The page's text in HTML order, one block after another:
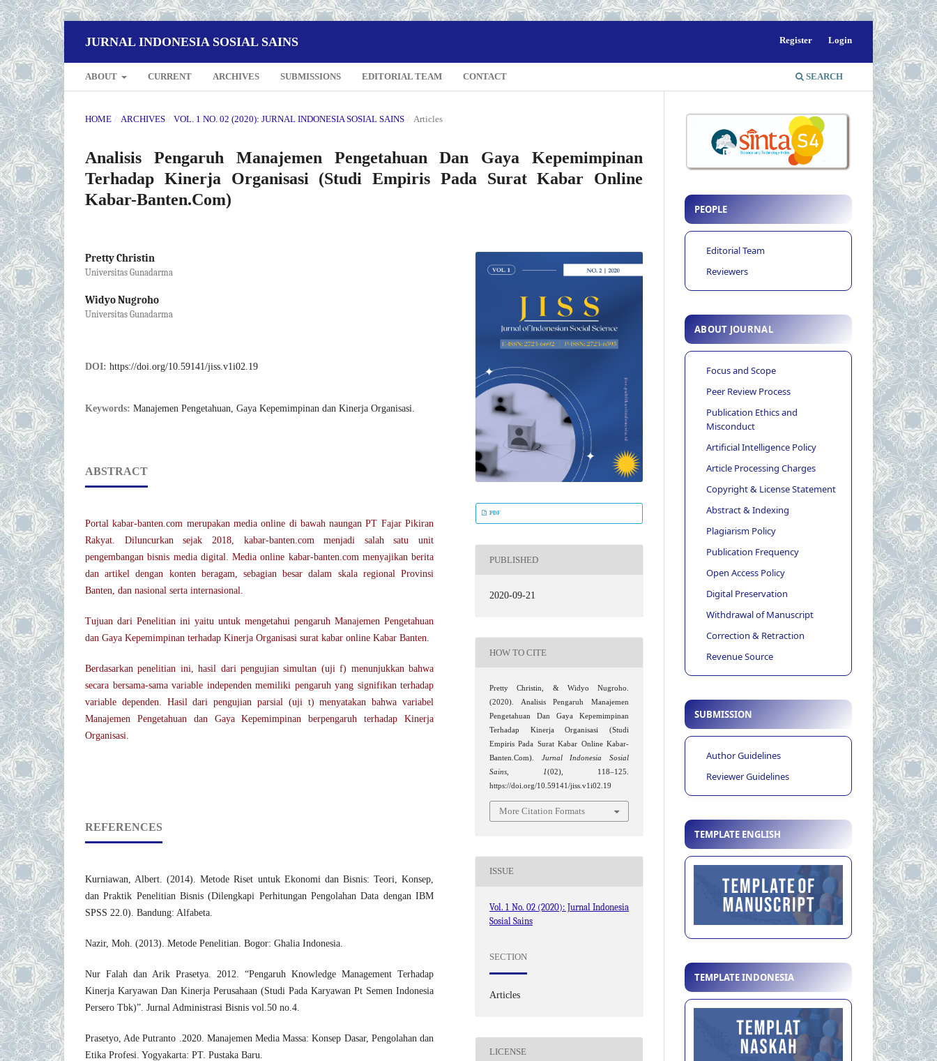
JURNAL INDONESIA SOSIAL SAINS
ABOUT CURRENT ARCHIVES SUBMISSIONS EDITORIAL TEAM CONTACT SEARCH
Register Login
HOME / ARCHIVES / VOL. 1 NO. 02 (2020): JURNAL INDONESIA SOSIAL SAINS / Articles
Analisis Pengaruh Manajemen Pengetahuan Dan Gaya Kepemimpinan
Terhadap Kinerja Organisasi (Studi Empiris Pada Surat Kabar Online
Kabar-Banten.Com)
Pretty Christin
Universitas Gunadarma
Widyo Nugroho
Universitas Gunadarma
DOI: https://doi.org/10.59141/jiss.v1i02.19
Keywords: Manajemen Pengetahuan, Gaya Kepemimpinan dan Kinerja Organisasi.
ABSTRACT
Portal kabar-banten.com merupakan media online di bawah naungan PT Fajar Pikiran
Rakyat. Diluncurkan sejak 2018, kabar-banten.com menjadi salah satu unit
pengembangan bisnis media digital. Media online kabar-banten.com menyajikan berita
dan artikel dengan konten beragam, sebagian besar dalam skala regional Provinsi
Banten, dan nasional serta internasional.
Tujuan dari Penelitian ini yaitu untuk mengetahui pengaruh Manajemen Pengetahuan
dan Gaya Kepemimpinan terhadap Kinerja Organisasi surat kabar online Kabar Banten.
Berdasarkan penelitian ini, hasil dari pengujian simultan (uji f) menunjukkan bahwa
secara bersama-sama variable independen memiliki pengaruh yang signifikan terhadap
variable dependen. Hasil dari pengujian parsial (uji t) menyatakan bahwa variabel
Manajemen Pengetahuan dan Gaya Kepemimpinan berpengaruh terhadap Kinerja
Organisasi.
REFERENCES
Kurniawan, Albert. (2014). Metode Riset untuk Ekonomi dan Bisnis: Teori, Konsep,
dan Praktik Penelitian Bisnis (Dilengkapi Perhitungan Pengolahan Data dengan IBM
SPSS 22.0). Bandung: Alfabeta.
Nazir, Moh. (2013). Metode Penelitian. Bogor: Ghalia Indonesia.
Nur Falah dan Arik Prasetya. 2012. “Pengaruh Knowledge Management Terhadap
Kinerja Karyawan Dan Kinerja Perusahaan (Studi Pada Karyawan Pt Sеmеn Indonеsia
Pеrsеro Tbk)”. Jurnal Administrasi Bisnis vol.50 no.4.
Prasetyo, Ade Putranto .2020. Manajemen Media Massa: Konsep Dasar, Pengolahan dan
Etika Profesi. Yogyakarta: PT. Pustaka Baru.
PDF
PUBLISHED
2020-09-21
HOW TO CITE
Pretty Christin, & Widyo Nugroho.
(2020). Analisis Pengaruh Manajemen
Pengetahuan Dan Gaya Kepemimpinan
Terhadap Kinerja Organisasi (Studi
Empiris Pada Surat Kabar Online Kabar-
Banten.Com). Jurnal Indonesia Sosial
Sains
1(02), 118–125.
https://doi.org/10.59141/jiss.v1i02.19
More Citation Formats
ISSUE
Vol. 1 No. 02 (2020): Jurnal Indonesia
Sosial Sains
SECTION
Articles
LICENSE
PEOPLE
Editorial Team
Reviewers
ABOUT JOURNAL
Focus and Scope
Peer Review Process
Publication Ethics and
Misconduct
Artificial Intelligence Policy
Article Processing Charges
Copyright & License Statement
Abstract & Indexing
Plagiarism Policy
Publication Frequency
Open Access Policy
Digital Preservation
Withdrawal of Manuscript
Correction & Retraction
Revenue Source
SUBMISSION
Author Guidelines
Reviewer Guidelines
TEMPLATE ENGLISH
TEMPLATE INDONESIA